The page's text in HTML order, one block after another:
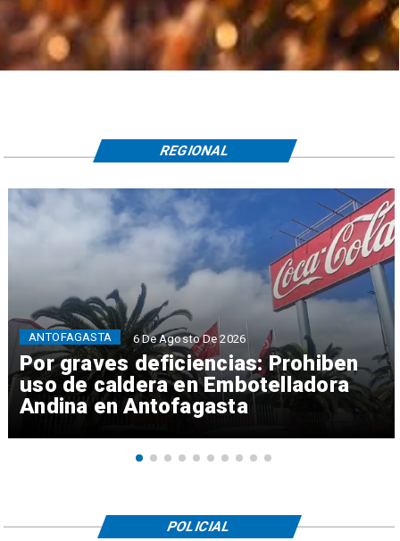
Por graves deficiencias: Prohiben
uso de caldera en Embotelladora
Andina en Antofagasta
ANTOFAGASTA 6 De Agosto De 2026
REGIONAL
POLICIAL